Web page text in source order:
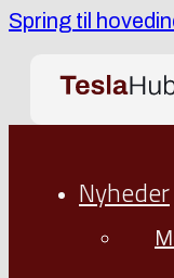
Spring til
Nyheder